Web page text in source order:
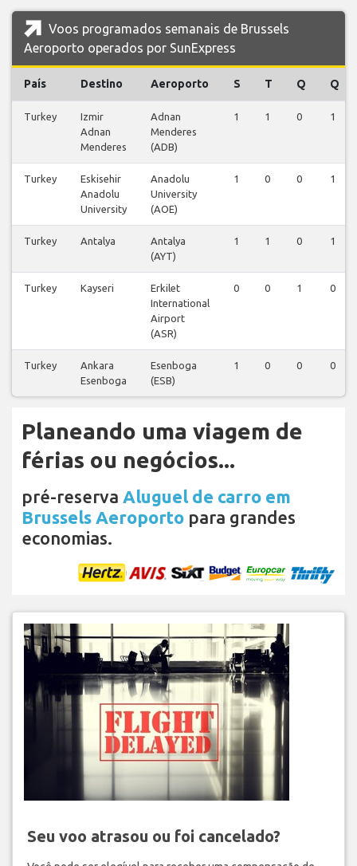
Voos programados semanais de Brussels
Aeroporto operados por SunExpress
País Destino Aeroporto S T Q Q
Turkey
Izmir
Adnan
Menderes
Adnan
Menderes
(ADB)
1 1 0 1
Turkey
Eskisehir
Anadolu
University
Anadolu
University
(AOE)
1 0 0 1
Turkey Antalya
Antalya
(AYT)
1 1 0 1
Turkey Kayseri
Erkilet
International
Airport
(ASR)
0 0 1 0
Turkey
Ankara
Esenboga
Esenboga
(ESB)
1 0 0 0
Planeando uma viagem de
férias ou negócios...
pré-reserva Aluguel de carro em
Brussels Aeroporto para grandes
economias.
Seu voo atrasou ou foi cancelado?